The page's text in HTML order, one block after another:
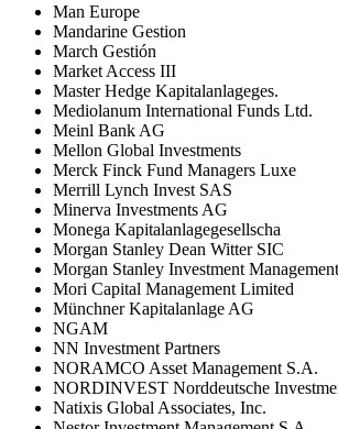
Man Europe
Mandarine Gestion
March Gestión
Market Access III
Master Hedge Kapitalanlageges.
Mediolanum International Funds Ltd.
Meinl Bank AG
Mellon Global Investments
Merck Finck Fund Managers Luxe
Merrill Lynch Invest SAS
Minerva Investments AG
Monega Kapitalanlagegesellscha
Morgan Stanley Dean Witter SIC
Morgan Stanley Investment
Mori Capital Management Limited
Münchner Kapitalanlage AG
NGAM
NN Investment Partners
NORAMCO Asset Management S.A.
NORDINVEST Norddeutsche
Natixis Global Associates, Inc.